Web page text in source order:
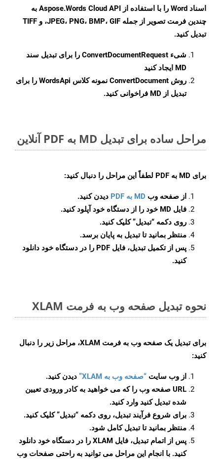
اسناد Word را با استفاده از Aspose.Words Cloud API به
چندین فرمت تصویر از جمله JPEG، PNG، BMP، GIF، و TIFF
تبدیل کنید.
شیء ConvertDocumentRequest را برای تبدیل سند
MD ایجاد کنید
روش ConvertDocument
نمونه کلاس WordsApi را برای
تبدیل از MD فراخوانی کنید.
مراحل ساده برای تبدیل MD به PDF آنلاین
برای MD به PDF لطفاً این مراحل را دنبال کنید:
از صفحه وب MD به PDF
دیدن کنید.
فایل MD خود را از دستگاه خود آپلود کنید.
روی دکمه “تبدیل”کلیک کنید.
منتظر بمانید تا تبدیل به پایان برسد.
پس از تکمیل تبدیل، فایل PDF را در دستگاه خود دانلود
کنید.
نحوه تبدیل صفحه وب به فرمت XLAM
برای تبدیل یک صفحه وب به فرمت XLAM، مراحل زیر را دنبال
کنید:
از وب سایت “صفحه وب به XLAM”
دیدن کنید.
URL صفحه وب را که می خواهید به کادر ورودی تعیین
شده تبدیل کنید وارد کنید.
برای شروع فرآیند تبدیل، روی دکمه “تبدیل” کلیک کنید.
منتظر بمانید تا تبدیل کامل شود.
پس از اتمام تبدیل، فایل XLAM را در دستگاه خود دانلود
کنید. با انجام این مراحل می توانید به راحتی صفحات وب